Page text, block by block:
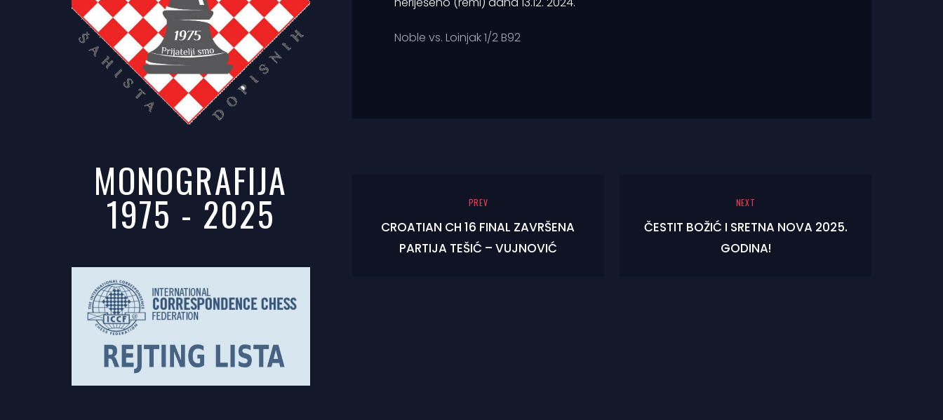
Noble vs. Loinjak 1/2 B92
PREV
CROATIAN CH 16 FINAL ZAVRŠENA
PARTIJA TEŠIĆ – VUJNOVIĆ
NEXT
ČESTIT BOŽIĆ I SRETNA NOVA 2025.
GODINA!
MONOGRAFIJA
1975 - 2025